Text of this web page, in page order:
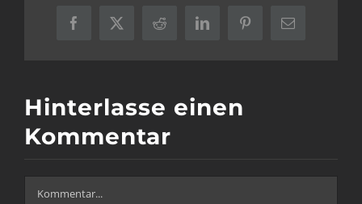
Facebook
X Reddit LinkedInPinterest
E-
Hinterlasse einen
Kommentar
Kommentar